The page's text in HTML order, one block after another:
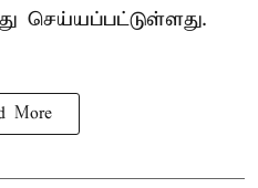
செய்யப்பட்டுள்ளது.
More